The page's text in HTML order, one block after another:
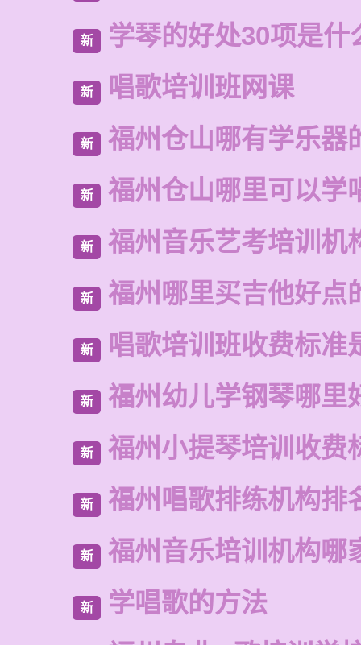
新 学琴的好处30项是什
新 唱歌培训班网课
新 福州仓山哪有学乐器
新 福州仓山哪里可以学
新 福州音乐艺考培训机
新 福州哪里买吉他好点
新 唱歌培训班收费标准
新 福州幼儿学钢琴哪里
新 福州小提琴培训收费
新 福州唱歌排练机构排
新 福州音乐培训机构哪
新
学唱歌的方法